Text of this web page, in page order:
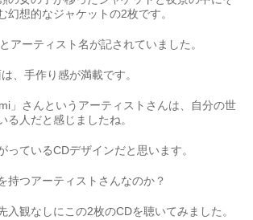
幻想的なジャケットの2枚です。
アーティスト名が記されていました。
、手作り感が満載です。
」さんというアーティストさんは、自分の世
る人だと感じましたね。
っているCDデザインだと思います。
持つアーティストさんなのか？
入観なしにこの2枚のCDを聴いてみました。